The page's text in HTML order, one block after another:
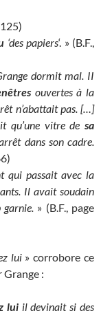
‘des papiers‘. » (B.F.,
dormit mal. II
ouvertes à la
n’abattait pas. […]
qu’une vitre de sa
dans son cadre.
qui passait avec la
Il avait soudain
garnie. » (B.F., page
lui» corrobore ce
Grange :
lui il devinait si des